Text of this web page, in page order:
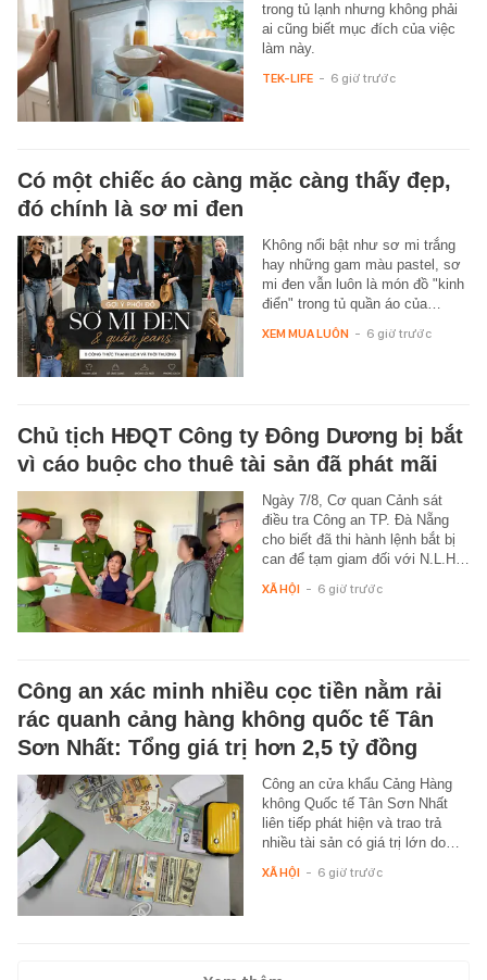
trong tủ lạnh nhưng không phải
ai cũng biết mục đích của việc
làm này.
TEK-LIFE - 6 giờ trước
Có một chiếc áo càng mặc càng thấy đẹp,
đó chính là sơ mi đen
Không nổi bật như sơ mi trắng
hay những gam màu pastel, sơ
mi đen vẫn luôn là món đồ "kinh
điển" trong tủ quần áo của…
XEM MUA LUÔN - 6 giờ trước
Chủ tịch HĐQT Công ty Đông Dương bị bắt
vì cáo buộc cho thuê tài sản đã phát mãi
Ngày 7/8, Cơ quan Cảnh sát
điều tra Công an TP. Đà Nẵng
cho biết đã thi hành lệnh bắt bị
can để tạm giam đối với N.L.H…
XÃ HỘI - 6 giờ trước
Công an xác minh nhiều cọc tiền nằm rải
rác quanh cảng hàng không quốc tế Tân
Sơn Nhất: Tổng giá trị hơn 2,5 tỷ đồng
Công an cửa khẩu Cảng Hàng
không Quốc tế Tân Sơn Nhất
liên tiếp phát hiện và trao trả
nhiều tài sản có giá trị lớn do…
XÃ HỘI - 6 giờ trước